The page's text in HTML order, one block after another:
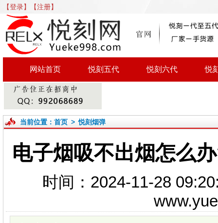
【登录】 【注册】
网站首页 悦刻五代 悦刻六代 悦
当前位置： 首页>悦刻烟弹
电子烟吸不出烟怎么
时间：2024-11-28